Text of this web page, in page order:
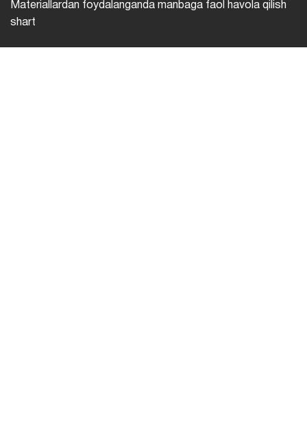
Materiallardan foydalanganda manbaga faol havola qilish
shart